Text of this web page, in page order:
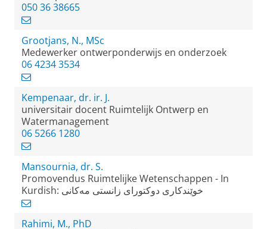
050 36 38665
Grootjans, N., MSc
Medewerker ontwerponderwijs en onderzoek
06 4234 3534
Kempenaar, dr. ir. J.
universitair docent Ruimtelijk Ontwerp en
Watermanagement
06 5266 1280
Mansournia, dr. S.
Promovendus Ruimtelijke Wetenschappen - In
Kurdish: خوێندکاری دوکتورای زانستی مەکانی
Rahimi, M., PhD